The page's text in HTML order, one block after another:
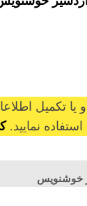
یا تکمیل
استفاده نمایید.
خوشنویس